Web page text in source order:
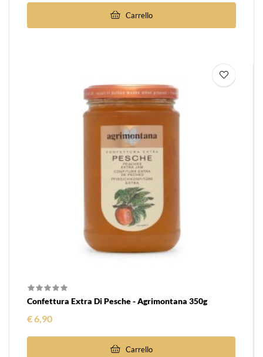
Carrello
Confettura Extra Di Pesche - Agrimontana 350g
Prezzo
€ 6,90
Carrello